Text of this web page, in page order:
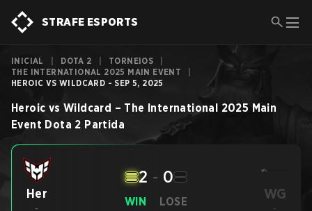
STRAFE ESPORTS
INICIAL DOTA 2 TORNEIOS
THE INTERNATIONAL 2025 MAIN EVENT
HEROIC VS WILDCARD - SEP 5, 2025
Heroic vs Wildcard – The International 2025 Main
Event Dota 2 Partida
Her
-
WIN
2 - 0
LOSE WG
-